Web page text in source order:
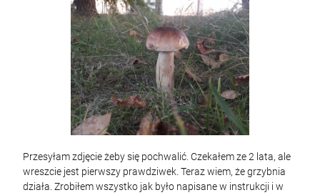
Przesyłam zdjęcie żeby się pochwalić. Czekałem ze 2 lata, ale
wreszcie jest pierwszy prawdziwek. Teraz wiem, że grzybnia
działa. Zrobiłem wszystko jak było napisane w instrukcji i w